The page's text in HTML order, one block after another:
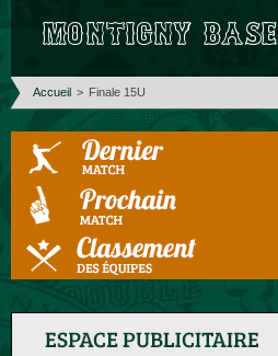
Accueil > Finale 15U